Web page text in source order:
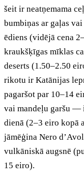
šeit ir neatņemama
bumbiņas ar gaļas
ēdiens (vidējā cena
kraukšķīgas mīklas
deserts (1.50–2.50
rikotu ir Katānijas
pagaršot par 10–14
vai mandeļu garšu —
dienā (2–3 eiro kopā
jāmēģina Nero
vulkāniskā augsnē
15 eiro).